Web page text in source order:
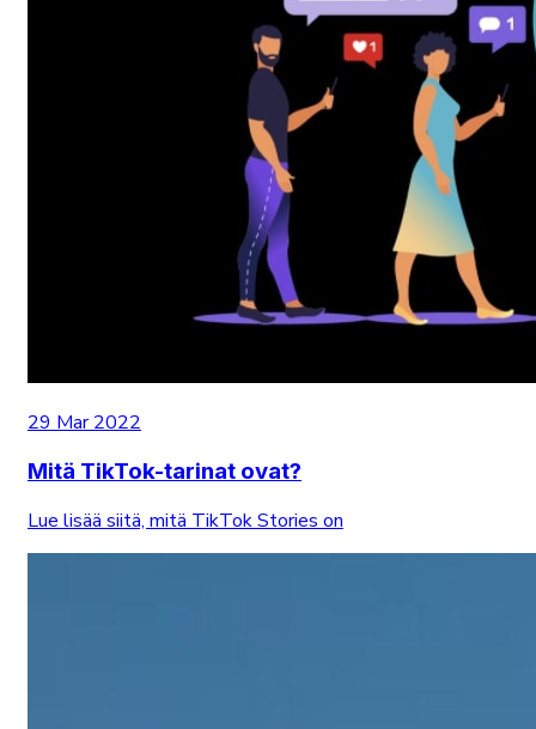
29 Mar 2022
Mitä TikTok-tarinat ovat?
Lue lisää siitä, mitä TikTok Stories on